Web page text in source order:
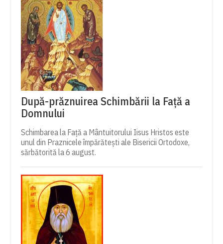
După-prăznuirea Schimbării la Față a
Domnului
Schimbarea la Față a Mântuitorului Iisus Hristos este
unul din Praznicele împărătești ale Bisericii Ortodoxe,
sărbătorită la 6 august.